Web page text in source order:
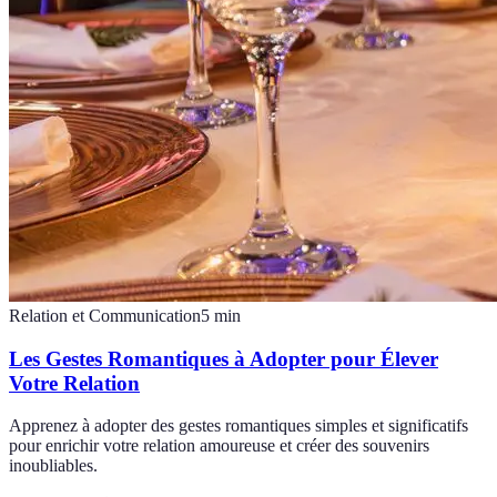
Relation et Communication5 min
Les Gestes Romantiques à Adopter pour Élever
Votre Relation
Apprenez à adopter des gestes romantiques simples et significatifs
pour enrichir votre relation amoureuse et créer des souvenirs
inoubliables.